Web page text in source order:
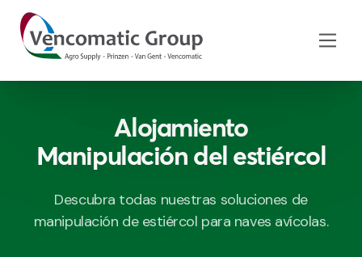
Alojamiento
Manipulación del estiércol
Descubra todas nuestras soluciones de
manipulación de estiércol para naves avícolas.